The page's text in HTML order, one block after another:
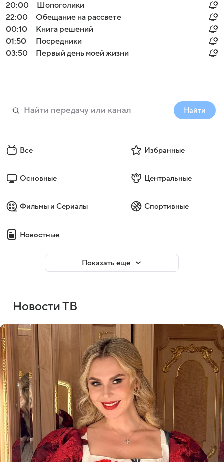
20:00
Шопоголики
22:00
Обещание на рассвете
00:10
Книга решений
01:50
Посредники
03:50
Первый день моей жизни
Найти
Все Избранные
Основные Центральные
Фильмы и Сериалы Спортивные
Новостные
Показать еще
Новости ТВ